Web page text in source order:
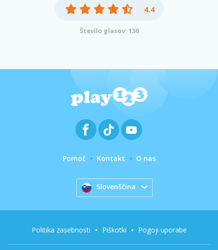
4.4
Število glasov: 136
Pomoč Kontakt O nas
Slovenščina
Politika zasebnosti Piškotki Pogoji uporabe